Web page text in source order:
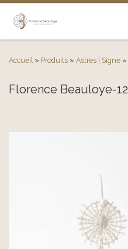
Passer au contenu
Accueil » Produits » Astres | Signe »
Florence Beauloye-12